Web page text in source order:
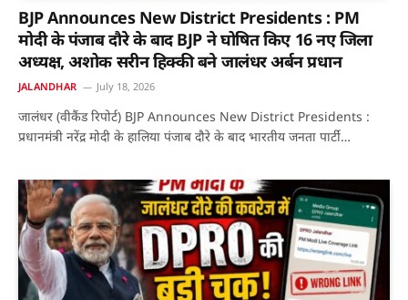
BJP Announces New District Presidents : PM
मोदी के पंजाब दौरे के बाद BJP ने घोषित किए 16 नए जिला
अध्यक्ष, अशोक सरीन हिक्की बने जालंधर अर्बन प्रधान
JALANDHAR July 18, 2026
जालंधर (वीकैंड रिपोर्ट) BJP Announces New District Presidents :
प्रधानमंत्री नरेंद्र मोदी के हालिया पंजाब दौरे के बाद भारतीय जनता पार्टी…